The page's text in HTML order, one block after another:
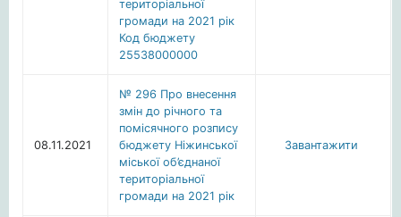
територіальної
громади на 2021 рік
Код бюджету
25538000000
08.11.2021
№ 296 Про внесення
змін до річного та
помісячного розпису
бюджету Ніжинської
міської об’єднаної
територіальної
громади на 2021 рік
Завантажити